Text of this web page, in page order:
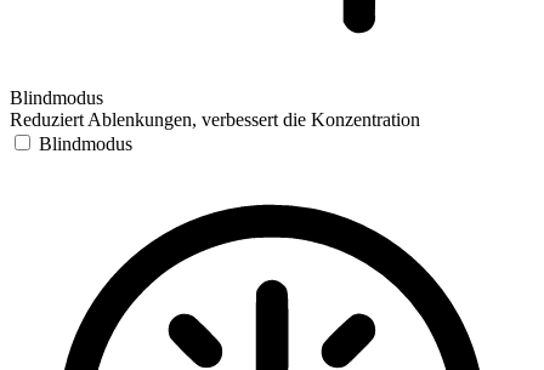
Blindmodus
Reduziert Ablenkungen, verbessert die Konzentration
Blindmodus